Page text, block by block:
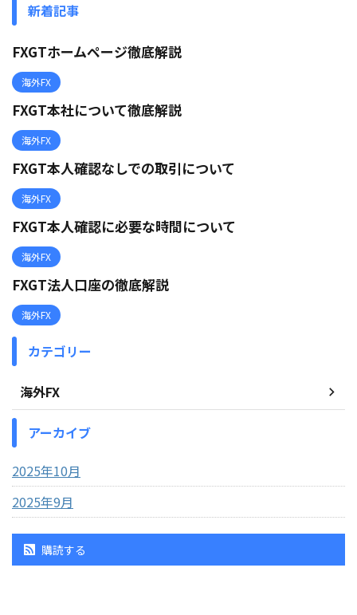
新着記事
FXGTホームページ徹底解説
海外FX
FXGT本社について徹底解説
海外FX
FXGT本人確認なしでの取引について
海外FX
FXGT本人確認に必要な時間について
海外FX
FXGT法人口座の徹底解説
海外FX
カテゴリー
海外FX
アーカイブ
2025年10月
2025年9月
購読する